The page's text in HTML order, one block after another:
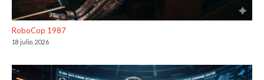
RoboCop 1987
18 julio, 2026